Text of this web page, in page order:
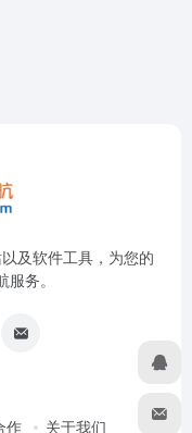
及软件工具，为您的
务。
作 关于我们